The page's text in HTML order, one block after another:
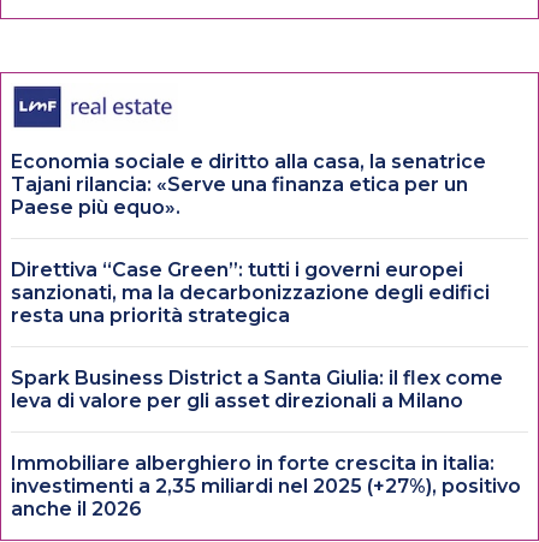
Economia sociale e diritto alla casa, la senatrice
Tajani rilancia: «Serve una finanza etica per un
Paese più equo».
Direttiva “Case Green”: tutti i governi europei
sanzionati, ma la decarbonizzazione degli edifici
resta una priorità strategica
Spark Business District a Santa Giulia: il flex come
leva di valore per gli asset direzionali a Milano
Immobiliare alberghiero in forte crescita in italia:
investimenti a 2,35 miliardi nel 2025 (+27%), positivo
anche il 2026